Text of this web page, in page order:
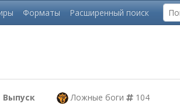
Форматы Расширенный поиск
Выпуск Ложные боги
104